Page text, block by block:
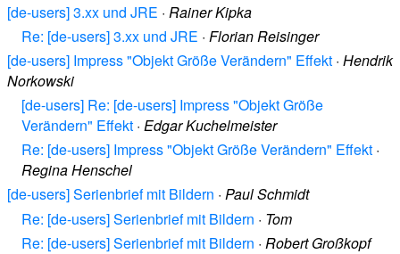
[de-users] 3.xx und JRE · Rainer Kipka
Re: [de-users] 3.xx und JRE · Florian Reisinger
[de-users] Impress "Objekt Größe Verändern" Effekt · Hendrik
Norkowski
[de-users] Re: [de-users] Impress "Objekt Größe
Verändern" Effekt · Edgar Kuchelmeister
Re: [de-users] Impress "Objekt Größe Verändern" Effekt ·
Regina Henschel
[de-users] Serienbrief mit Bildern · Paul Schmidt
Re: [de-users] Serienbrief mit Bildern · Tom
Re: [de-users] Serienbrief mit Bildern · Robert Großkopf